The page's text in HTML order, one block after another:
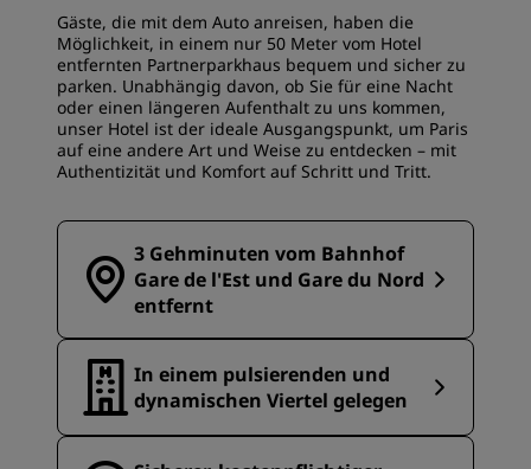
Gäste, die mit dem Auto anreisen, haben die
Möglichkeit, in einem nur 50 Meter vom Hotel
entfernten Partnerparkhaus bequem und sicher zu
parken. Unabhängig davon, ob Sie für eine Nacht
oder einen längeren Aufenthalt zu uns kommen,
unser Hotel ist der ideale Ausgangspunkt, um Paris
auf eine andere Art und Weise zu entdecken – mit
Authentizität und Komfort auf Schritt und Tritt.
3 Gehminuten vom Bahnhof
Gare de l'Est und Gare du Nord
entfernt
In einem pulsierenden und
dynamischen Viertel gelegen